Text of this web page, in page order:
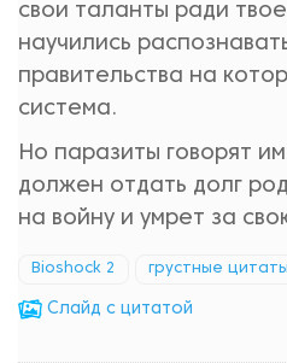
свои таланты ради
научились
правительства на
система.
Но паразиты говорят
должен отдать долг
на войну и умрет за
Bioshock 2 грустные цитаты
Cлайд с цитатой